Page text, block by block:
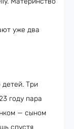
уже два
детей. Три
году пара
— сыном
спустя